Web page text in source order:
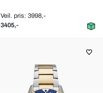
Veil. pris: 3998,-
3405,-